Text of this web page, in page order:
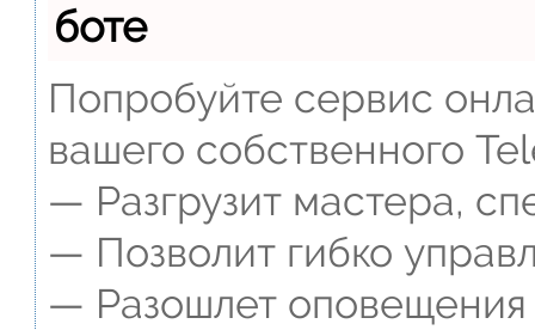
боте
Попробуйте сервис
вашего собственного
— Разгрузит мастера,
— Позволит гибко
— Разошлет оповещения